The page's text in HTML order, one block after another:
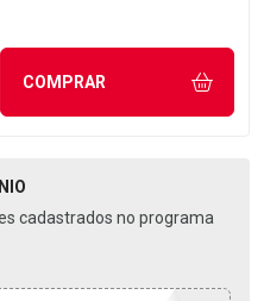
UMA UNIDADE
COMPRAR
cadastrados no programa